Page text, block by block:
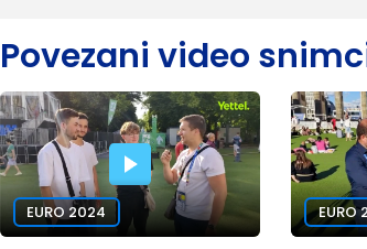
Povezani video
EURO 2024 EURO